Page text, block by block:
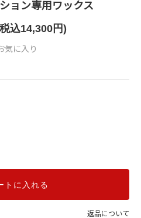
ョン専用ワックス
込14,300円)
気に入り
トに入れる
返品について